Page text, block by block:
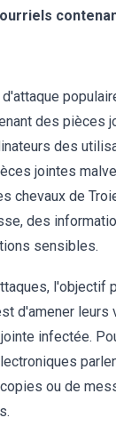
des pièces
des
jointes
chevaux de
des
sensibles.
l'objectif
d'amener
infectée.
ou de